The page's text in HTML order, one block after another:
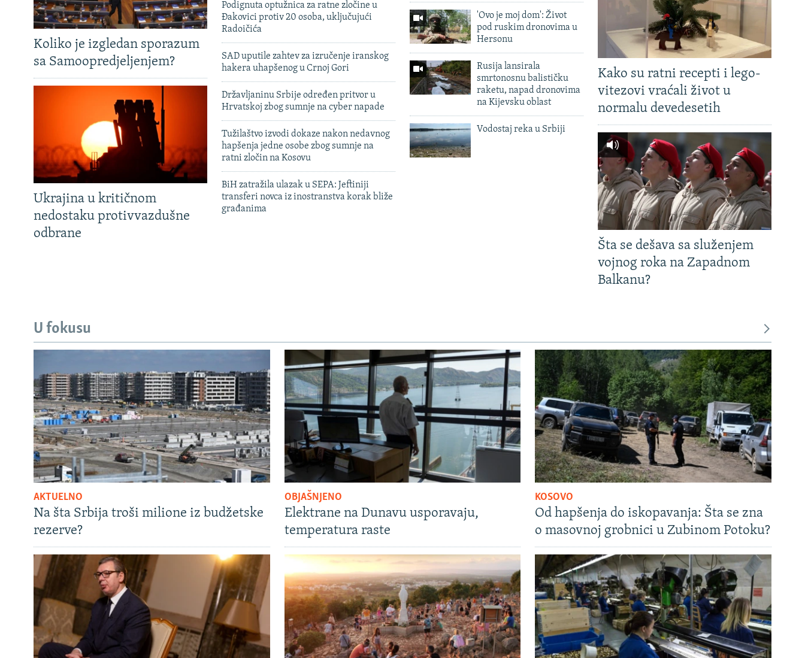
Koliko je izgledan sporazum
sa Samoopredjeljenjem?
Ukrajina u kritičnom
nedostaku protivvazdušne
odbrane
Podignuta optužnica za ratne zločine u
Đakovici protiv 20 osoba, uključujući
Radoičića
SAD uputile zahtev za izručenje iranskog
hakera uhapšenog u Crnoj Gori
Državljaninu Srbije određen pritvor u
Hrvatskoj zbog sumnje na cyber napade
Tužilaštvo izvodi dokaze nakon nedavnog
hapšenja jedne osobe zbog sumnje na
ratni zločin na Kosovu
BiH zatražila ulazak u SEPA: Jeftiniji
transferi novca iz inostranstva korak bliže
građanima
'Ovo je moj dom': Život
pod ruskim dronovima u
Hersonu
Rusija lansirala
smrtonosnu balističku
raketu, napad dronovima
na Kijevsku oblast
Vodostaj reka u Srbiji
Kako su ratni recepti i lego-
vitezovi vraćali život u
normalu devedesetih
Šta se dešava sa služenjem
vojnog roka na Zapadnom
Balkanu?
U fokusu
AKTUELNO
Na šta Srbija troši milione iz budžetske
rezerve?
OBJAŠNJENO
Elektrane na Dunavu usporavaju,
temperatura raste
KOSOVO
Od hapšenja do iskopavanja: Šta se zna
o masovnoj grobnici u Zubinom Potoku?